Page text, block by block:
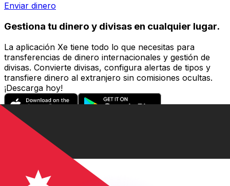
Enviar dinero
Gestiona tu dinero y divisas en cualquier lugar.
La aplicación Xe tiene todo lo que necesitas para
transferencias de dinero internacionales y gestión de
divisas. Convierte divisas, configura alertas de tipos y
transfiere dinero al extranjero sin comisiones ocultas.
¡Descarga hoy!